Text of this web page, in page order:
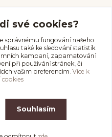
své cookies?
správnému fungování našeho
také ke sledování statistik
kampaní, zapamatování
při používání stránek, či
vašim preferencím. Více k
Souhlasím